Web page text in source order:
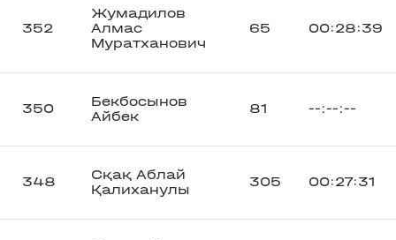
352
Жумадилов
Алмас
Муратханович
65 00:28:39
350
Бекбосынов
Айбек
81 --:--:--
348
Сқақ Аблай
Қалиханулы
305 00:27:31